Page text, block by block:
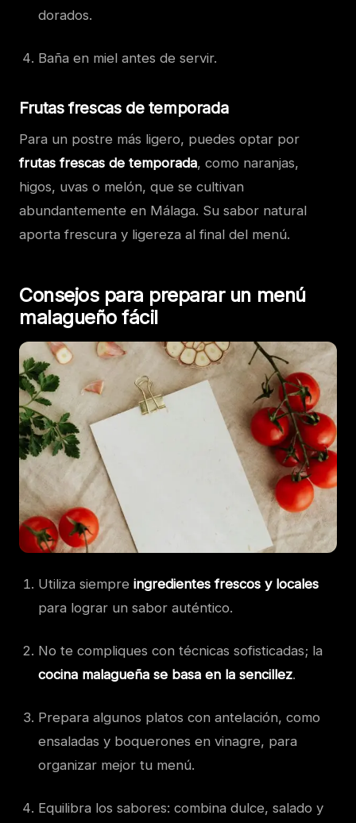
dorados.
Baña en miel antes de servir.
Frutas frescas de temporada
Para un postre más ligero, puedes optar por
frutas frescas de temporada, como naranjas,
higos, uvas o melón, que se cultivan
abundantemente en Málaga. Su sabor natural
aporta frescura y ligereza al final del menú.
Consejos para preparar un menú
malagueño fácil
Utiliza siempre ingredientes frescos y locales
para lograr un sabor auténtico.
No te compliques con técnicas sofisticadas; la
cocina malagueña se basa en la sencillez.
Prepara algunos platos con antelación, como
ensaladas y boquerones en vinagre, para
organizar mejor tu menú.
Equilibra los sabores: combina dulce, salado y